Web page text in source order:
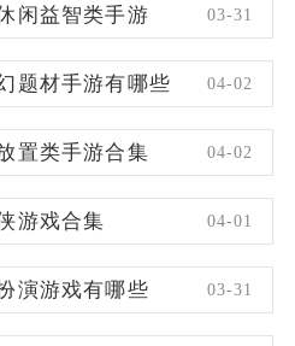
闲益智类手游 03-31
题材手游有哪些 04-02
置类手游合集 04-02
游戏合集 04-01
演游戏有哪些 03-31